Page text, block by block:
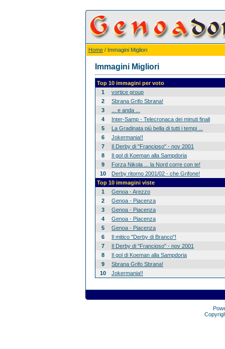
Home / Immagini Migliori
Immagini Migliori
Top 10 immagini per voto
1
vortice group
2
Sbrana Grifo Sbrana!
3
... e anda ...
4
Inter-Samp - Telecronaca dei minuti finali
5
La Gradinata più bella di tutti i tempi ...
6
Jokermania!!
7
Il Derby di "Francioso" - nov 2001
8
Il gol di Koeman alla Sampdoria
9
Forza Nikola ... la Nord corre con te!
10
Derby ritorno 2001/02 - che Grifone!
Top 10 immagini viste
1
Genoa - Arezzo
2
Genoa - Piacenza
3
Genoa - Piacenza
4
Genoa - Piacenza
5
Genoa - Piacenza
6
Il mitico "Derby di Branco"!
7
Il Derby di "Francioso" - nov 2001
8
Il gol di Koeman alla Sampdoria
9
Sbrana Grifo Sbrana!
10
Jokermania!!